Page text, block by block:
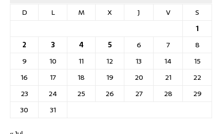
D
L M X J V
S
1
2
3 4 5 6 7
8
9
10 11 12 13 14
15
16
17 18 19 20 21
22
23
24 25 26 27 28
29
30
31